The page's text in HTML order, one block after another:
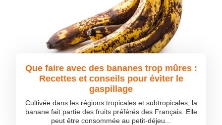
Que faire avec des bananes trop mûres :
Recettes et conseils pour éviter le
gaspillage
Cultivée dans les régions tropicales et subtropicales, la
banane fait partie des fruits préférés des Français. Elle
peut être consommée au petit-déjeu...